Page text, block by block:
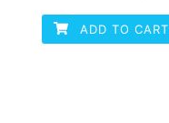
ADD TO CART